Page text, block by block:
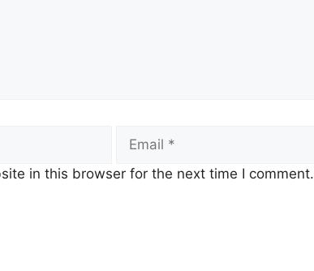
Email
in this browser for the next time I comment.